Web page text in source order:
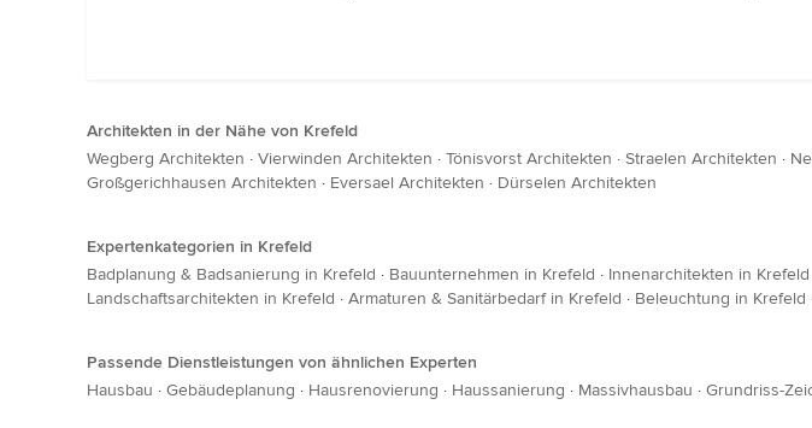
Architekten in der Nähe von Krefeld
Wegberg Architekten · Vierwinden Architekten · Tönisvorst Architekten · Straelen Architekten ·
Großgerichhausen Architekten · Eversael Architekten · Dürselen Architekten
Expertenkategorien in Krefeld
Badplanung & Badsanierung in Krefeld · Bauunternehmen in Krefeld · Innenarchitekten in Krefeld
Landschaftsarchitekten in Krefeld · Armaturen & Sanitärbedarf in Krefeld · Beleuchtung in Krefeld
Passende Dienstleistungen von ähnlichen Experten
Hausbau · Gebäudeplanung · Hausrenovierung · Haussanierung · Massivhausbau · Grundriss-